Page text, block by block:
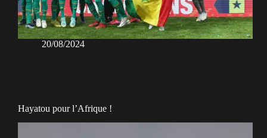
20/08/2024
Hayatou pour l’Afrique !